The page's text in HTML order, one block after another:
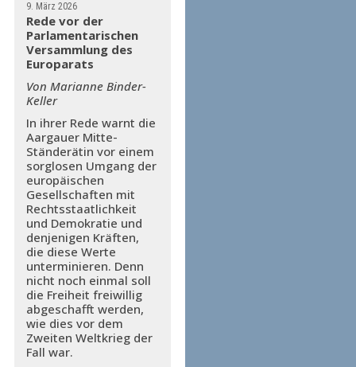
9. März 2026
Rede vor der
Parlamentarischen
Versammlung des
Europarats
Von Marianne Binder-
Keller
In ihrer Rede warnt die
Aargauer Mitte-
Ständerätin vor einem
sorglosen Umgang der
europäischen
Gesellschaften mit
Rechtsstaatlichkeit
und Demokratie und
denjenigen Kräften,
die diese Werte
unterminieren. Denn
nicht noch einmal soll
die Freiheit freiwillig
abgeschafft werden,
wie dies vor dem
Zweiten Weltkrieg der
Fall war.